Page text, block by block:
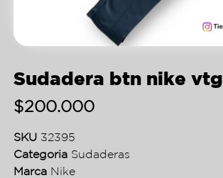
Sudadera btn nike vtg
$200.000
SKU 32395
Categoria Sudaderas
Marca Nike